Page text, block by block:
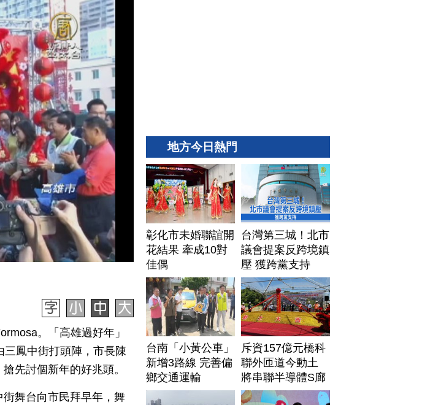
。「高雄過好年」
鳳中街打頭陣，市長陳
先討個新年的好兆頭。
舞台向市民拜早年，舞
地方今日熱門
彰化市未婚聯誼開
花結果 牽成10對
佳偶
台灣第三城！北市
議會提案反跨境鎮
壓 獲跨黨支持
台南「小黃公車」
新增3路線 完善偏
鄉交通運輸
斥資157億元橋科
聯外匝道今動土
將串聯半導體S廊
帶